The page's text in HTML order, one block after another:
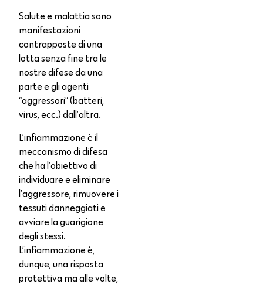
Salute e malattia sono
manifestazioni
contrapposte di una
lotta senza fine tra le
nostre difese da una
parte e gli agenti
“aggressori” (batteri,
virus, ecc.) dall’altra.
L’infiammazione è il
meccanismo di difesa
che ha l’obiettivo di
individuare e eliminare
l’aggressore, rimuovere i
tessuti danneggiati e
avviare la guarigione
degli stessi.
L’infiammazione è,
dunque, una risposta
protettiva ma alle volte,